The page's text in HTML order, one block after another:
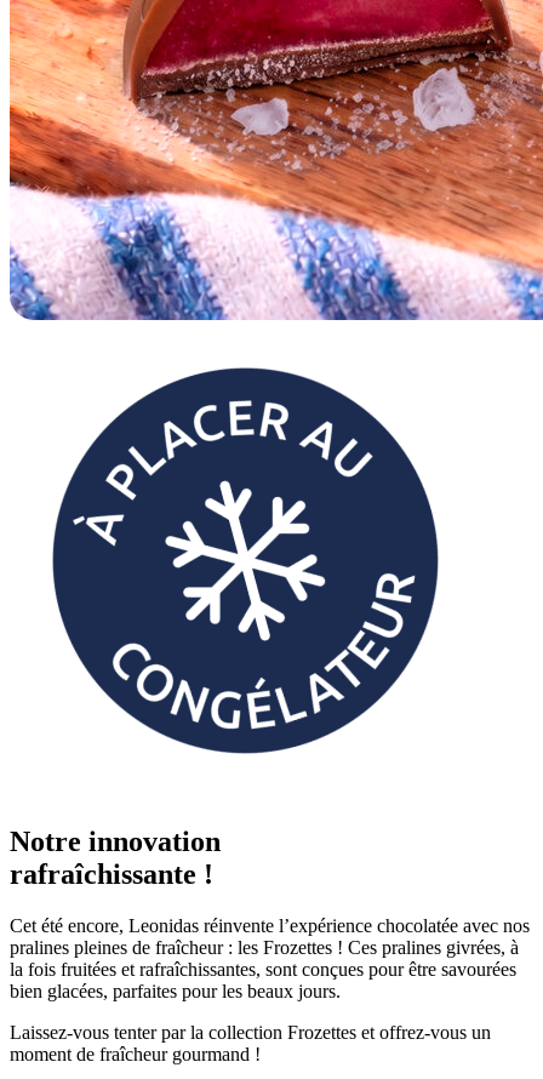
Notre innovation
rafraîchissante !
Cet été encore, Leonidas réinvente l’expérience chocolatée avec nos
pralines pleines de fraîcheur : les Frozettes ! Ces pralines givrées, à
la fois fruitées et rafraîchissantes, sont conçues pour être savourées
bien glacées, parfaites pour les beaux jours.
Laissez-vous tenter par la collection Frozettes et offrez-vous un
moment de fraîcheur gourmand !